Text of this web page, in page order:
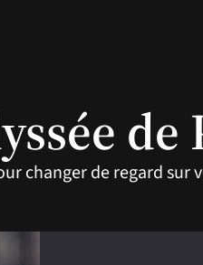
de
changer de regard sur